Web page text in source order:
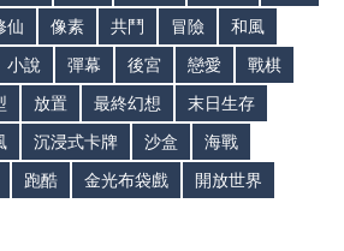
仙 像素 共鬥 冒險
和風
小說 彈幕 後宮 戀愛
戰棋
放置 最終幻想
末日生存
沉浸式卡牌 沙盒
海戰
跑酷 金光布袋戲
開放世界